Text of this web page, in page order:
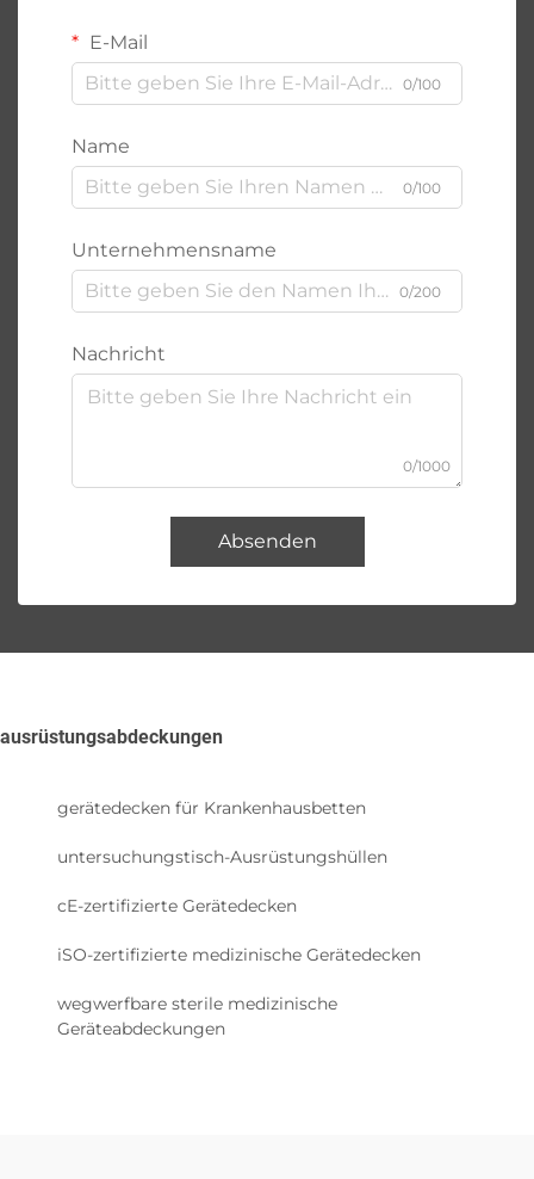
E-Mail
0/100
Name
0/100
Unternehmensname
0/200
Nachricht
0/1000
Absenden
ausrüstungsabdeckungen
gerätedecken für Krankenhausbetten
untersuchungstisch-Ausrüstungshüllen
cE-zertifizierte Gerätedecken
iSO-zertifizierte medizinische Gerätedecken
wegwerfbare sterile medizinische
Geräteabdeckungen